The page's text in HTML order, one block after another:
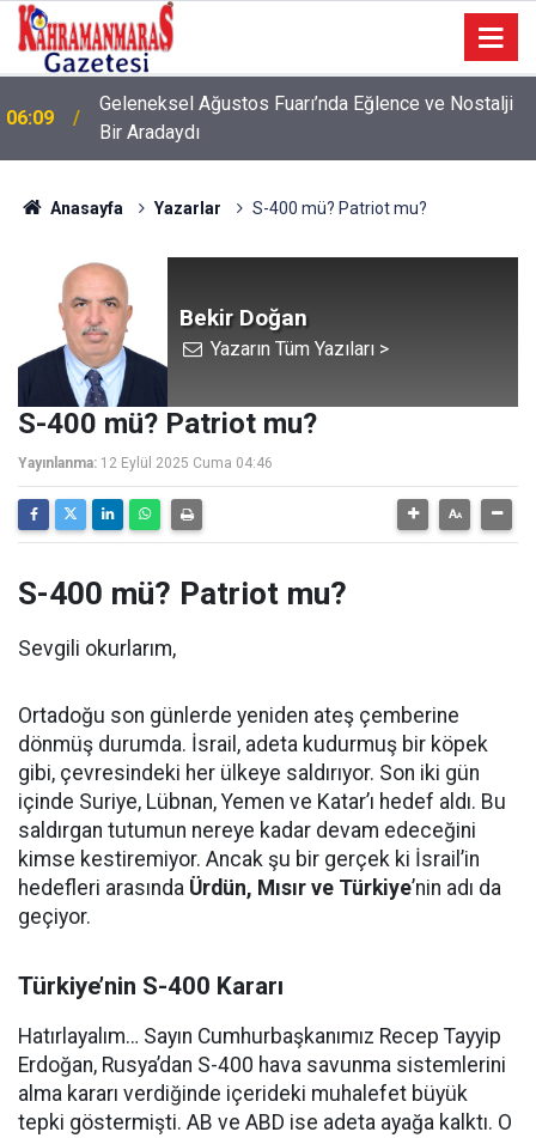
06:09
Geleneksel Ağustos Fuarı’nda Eğlence ve Nostalji
Bir Aradaydı
Anasayfa Yazarlar S-400 mü? Patriot mu?
Bekir Doğan
Yazarın Tüm Yazıları >
S-400 mü? Patriot mu?
Yayınlanma: 12 Eylül 2025 Cuma 04:46
S-400 mü? Patriot mu?
Sevgili okurlarım,
Ortadoğu son günlerde yeniden ateş çemberine
dönmüş durumda. İsrail, adeta kudurmuş bir köpek
gibi, çevresindeki her ülkeye saldırıyor. Son iki gün
içinde Suriye, Lübnan, Yemen ve Katar’ı hedef aldı. Bu
saldırgan tutumun nereye kadar devam edeceğini
kimse kestiremiyor. Ancak şu bir gerçek ki İsrail’in
hedefleri arasında Ürdün, Mısır ve Türkiye’nin adı da
geçiyor.
Türkiye’nin S-400 Kararı
Hatırlayalım… Sayın Cumhurbaşkanımız Recep Tayyip
Erdoğan, Rusya’dan S-400 hava savunma sistemlerini
alma kararı verdiğinde içerideki muhalefet büyük
tepki göstermişti. AB ve ABD ise adeta ayağa kalktı. O